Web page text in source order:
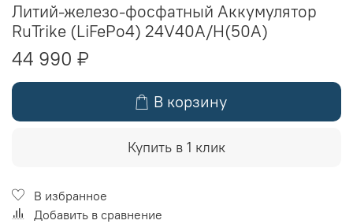
Литий-железо-фосфатный Аккумулятор
RuTrike (LiFePo4) 24V40A/H(50A)
44 990 ₽
В корзину
Купить в 1 клик
В избранное
Добавить в сравнение